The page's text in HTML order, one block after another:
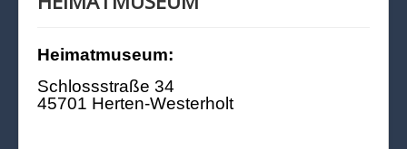
Heimatmuseum:
Schlossstraße 34
45701 Herten-Westerholt